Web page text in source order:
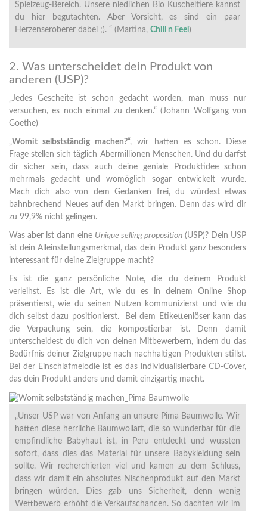
Spielzeug-Bereich. Unsere niedlichen Bio Kuscheltiere kannst
du hier begutachten. Aber Vorsicht, es sind ein paar
Herzenseroberer dabei ;). “ (Martina, Chill n Feel )
2. Was unterscheidet dein Produkt von
anderen (USP)?
„Jedes Gescheite ist schon gedacht worden, man muss nur
versuchen, es noch einmal zu denken.“ (Johann Wolfgang von
Goethe)
„Womit selbstständig machen?“, wir hatten es schon. Diese
Frage stellen sich täglich Abermillionen Menschen. Und du darfst
dir sicher sein, dass auch deine geniale Produktidee schon
mehrmals gedacht und womöglich sogar entwickelt wurde.
Mach dich also von dem Gedanken frei, du würdest etwas
bahnbrechend Neues auf den Markt bringen. Denn das wird dir
zu 99,9% nicht gelingen.
Was aber ist dann eine Unique selling proposition (USP)? Dein USP
ist dein Alleinstellungsmerkmal, das dein Produkt ganz besonders
interessant für deine Zielgruppe macht?
Es ist die ganz persönliche Note, die du deinem Produkt
verleihst. Es ist die Art, wie du es in deinem Online Shop
präsentierst, wie du seinen Nutzen kommunizierst und wie du
dich selbst dazu positionierst. Bei dem Etikettenlöser kann das
die Verpackung sein, die kompostierbar ist. Denn damit
unterscheidest du dich von deinen Mitbewerbern, indem du das
Bedürfnis deiner Zielgruppe nach nachhaltigen Produkten stillst.
Bei der Einschlafmelodie ist es das individualisierbare CD-Cover,
das dein Produkt anders und damit einzigartig macht.
„Unser USP war von Anfang an unsere Pima Baumwolle. Wir
hatten diese herrliche Baumwollart, die so wunderbar für die
empfindliche Babyhaut ist, in Peru entdeckt und wussten
sofort, dass dies das Material für unsere Babykleidung sein
sollte. Wir recherchierten viel und kamen zu dem Schluss,
dass wir damit ein absolutes Nischenprodukt auf den Markt
bringen würden. Dies gab uns Sicherheit, denn wenig
Wettbewerb erhöht die Verkaufschancen. So dachten wir im